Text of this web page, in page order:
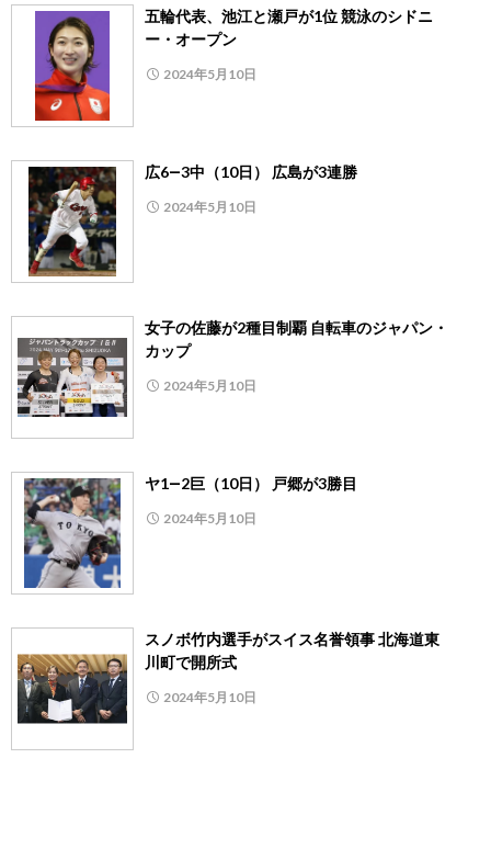
五輪代表、池江と瀬戸が1位 競泳のシドニ
ー・オープン
2024年5月10日
広6―3中（10日） 広島が3連勝
2024年5月10日
女子の佐藤が2種目制覇 自転車のジャパン・
カップ
2024年5月10日
ヤ1―2巨（10日） 戸郷が3勝目
2024年5月10日
スノボ竹内選手がスイス名誉領事 北海道東
川町で開所式
2024年5月10日